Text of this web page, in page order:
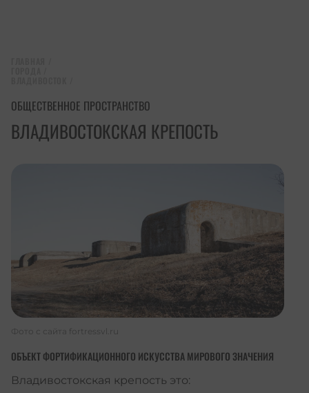
ОБЩЕСТВЕННОЕ ПРОСТРАНСТВО
ВЛАДИВОСТОКСКАЯ КРЕПОСТЬ
Фото с сайта fortressvl.ru
ОБЪЕКТ ФОРТИФИКАЦИОННОГО ИСКУССТВА МИРОВОГО ЗНАЧЕНИЯ
Владивостокская крепость это: